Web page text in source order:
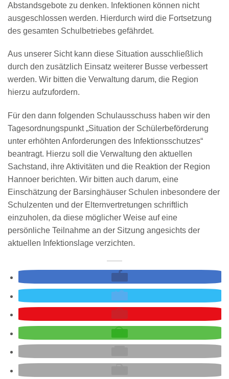
Abstandsgebote zu denken. Infektionen können nicht
ausgeschlossen werden. Hierdurch wird die Fortsetzung
des gesamten Schulbetriebes gefährdet.
Aus unserer Sicht kann diese Situation ausschließlich
durch den zusätzlich Einsatz weiterer Busse verbessert
werden. Wir bitten die Verwaltung darum, die Region
hierzu aufzufordern.
Für den dann folgenden Schulausschuss haben wir den
Tagesordnungspunkt „Situation der Schülerbeförderung
unter erhöhten Anforderungen des Infektionsschutzes“
beantragt. Hierzu soll die Verwaltung den aktuellen
Sachstand, ihre Aktivitäten und die Reaktion der Region
Hannoer berichten. Wir bitten auch darum, eine
Einschätzung der Barsinghäuser Schulen inbesondere der
Schulzenten und der Elternvertretungen schriftlich
einzuholen, da diese möglicher Weise auf eine
persönliche Teilnahme an der Sitzung angesichts der
aktuellen Infektionslage verzichten.